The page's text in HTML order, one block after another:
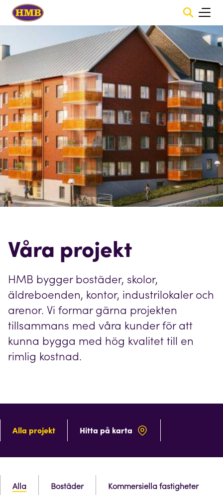
Våra projekt
HMB bygger bostäder, skolor,
äldreboenden, kontor, industrilokaler och
arenor. Vi formar gärna projekten
tillsammans med våra kunder för att
kunna bygga med hög kvalitet till en
rimlig kostnad.
Alla projekt Hitta på karta
Alla Bostäder Kommersiella fastigheter